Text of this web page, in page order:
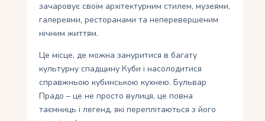
зачаровує своїм архітектурним стилем, музеями,
галереями, ресторанами та неперевершеним
нічним життям.
Це місце, де можна зануритися в багату
культурну спадщину Куби і насолодитися
справжньою кубинською кухнею. Бульвар
Прадо – це не просто вулиця, це повна
таємниць і легенд, які переплітаються з його